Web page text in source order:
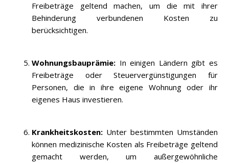
Freibeträge geltend machen, um die mit ihrer
Behinderung verbundenen Kosten zu
berücksichtigen.
Wohnungsbauprämie: In einigen Ländern gibt es
Freibeträge oder Steuervergünstigungen für
Personen, die in ihre eigene Wohnung oder ihr
eigenes Haus investieren.
Krankheitskosten: Unter bestimmten Umständen
können medizinische Kosten als Freibeträge geltend
gemacht werden, um außergewöhnliche